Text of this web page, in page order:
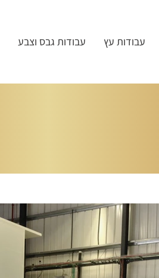
עבודות עץ עבודות גבס וצבע